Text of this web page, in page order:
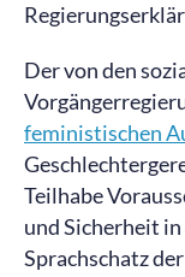
Der von den
feministischen
Teilhabe
und Sicherheit
Sprachschatz